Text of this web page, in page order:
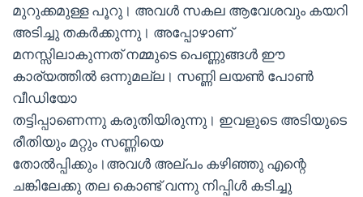
മുറുക്കമുള്ള പൂറു। അവൾ സകല ആവേശവും കയറി
അടിച്ചു തകർക്കുന്നു। അപ്പോഴാണ്
മനസ്സിലാകുന്നത് നമ്മുടെ പെണ്ണുങ്ങൾ ഈ
കാര്യത്തിൽ ഒന്നുമല്ല। സണ്ണി ലയൺ പോൺ
വീഡിയോ
തട്ടിപ്പാണെന്നു കരുതിയിരുന്നു। ഇവളുടെ അടിയുടെ
രീതിയും മറ്റും സണ്ണിയെ
തോൽപ്പിക്കും।അവൾ അല്പം കഴിഞ്ഞു എന്റെ
ചങ്കിലേക്കു തല കൊണ്ട് വന്നു നിപ്പിൾ കടിച്ചു